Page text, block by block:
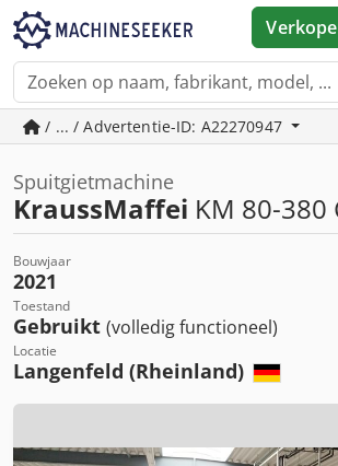
/ ... / Advertentie-ID: A22270947
Spuitgietmachine
KraussMaffei KM 80-380
Bouwjaar
2021
Toestand
Gebruikt (volledig functioneel)
Locatie
Langenfeld (Rheinland)